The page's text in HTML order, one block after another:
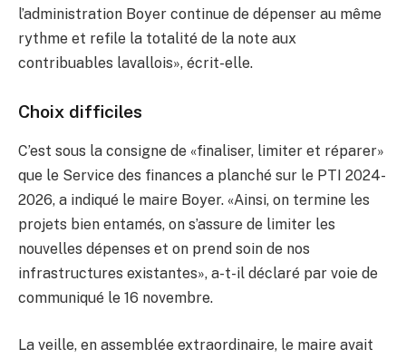
l’administration Boyer continue de dépenser au même
rythme et refile la totalité de la note aux
contribuables lavallois», écrit-elle.
Choix difficiles
C’est sous la consigne de «finaliser, limiter et réparer»
que le Service des finances a planché sur le PTI 2024-
2026, a indiqué le maire Boyer. «Ainsi, on termine les
projets bien entamés, on s’assure de limiter les
nouvelles dépenses et on prend soin de nos
infrastructures existantes», a-t-il déclaré par voie de
communiqué le 16 novembre.
La veille, en assemblée extraordinaire, le maire avait